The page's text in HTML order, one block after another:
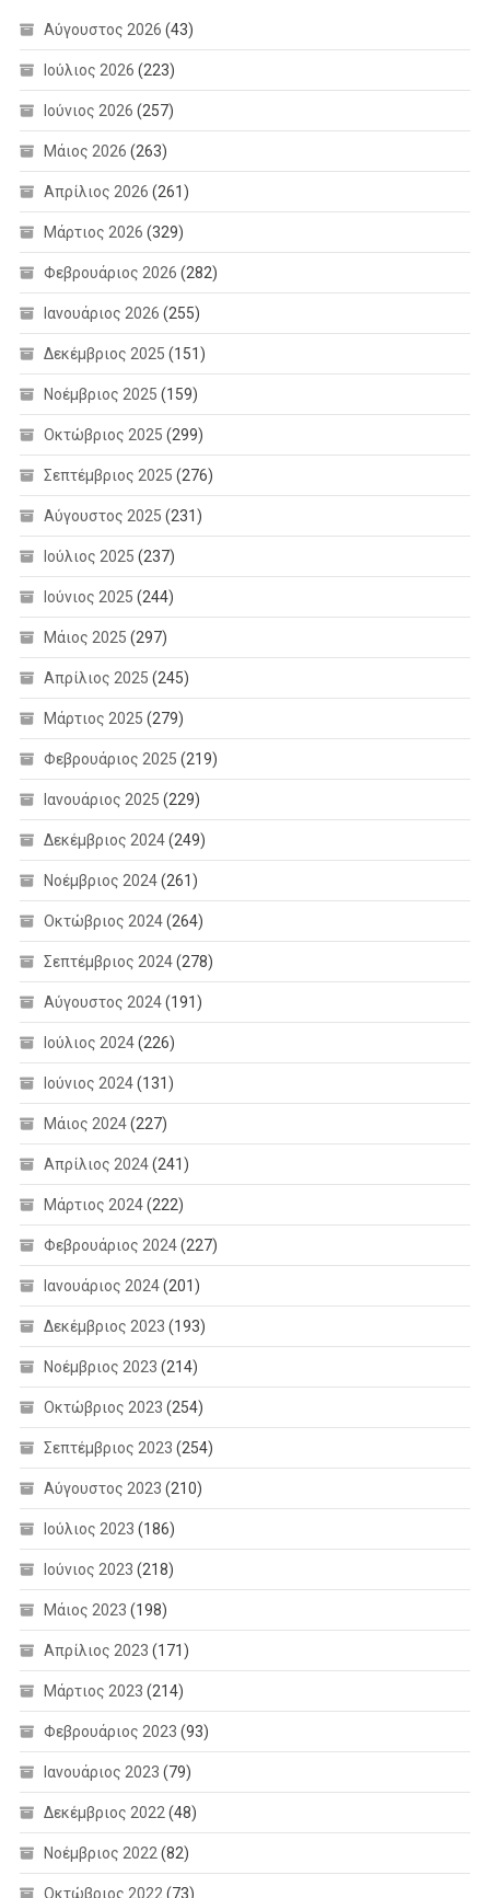
Αύγουστος 2026 (43)
Ιούλιος 2026 (223)
Ιούνιος 2026 (257)
Μάιος 2026 (263)
Απρίλιος 2026 (261)
Μάρτιος 2026 (329)
Φεβρουάριος 2026 (282)
Ιανουάριος 2026 (255)
Δεκέμβριος 2025 (151)
Νοέμβριος 2025 (159)
Οκτώβριος 2025 (299)
Σεπτέμβριος 2025 (276)
Αύγουστος 2025 (231)
Ιούλιος 2025 (237)
Ιούνιος 2025 (244)
Μάιος 2025 (297)
Απρίλιος 2025 (245)
Μάρτιος 2025 (279)
Φεβρουάριος 2025 (219)
Ιανουάριος 2025 (229)
Δεκέμβριος 2024(249)
Νοέμβριος 2024(261)
Οκτώβριος 2024(264)
Σεπτέμβριος 2024(278)
Αύγουστος 2024(191)
Ιούλιος 2024(226)
Ιούνιος 2024(131)
Μάιος 2024(227)
Απρίλιος 2024(241)
Μάρτιος 2024(222)
Φεβρουάριος 2024(227)
Ιανουάριος 2024(201)
Δεκέμβριος 2023 (193)
Νοέμβριος 2023 (214)
Οκτώβριος 2023 (254)
Σεπτέμβριος 2023 (254)
Αύγουστος 2023 (210)
Ιούλιος 2023 (186)
Ιούνιος 2023 (218)
Μάιος 2023 (198)
Απρίλιος 2023 (171)
Μάρτιος 2023 (214)
Φεβρουάριος 2023 (93)
Ιανουάριος 2023 (79)
Δεκέμβριος 2022 (48)
Νοέμβριος 2022 (82)
Οκτώβριος 2022 (73)